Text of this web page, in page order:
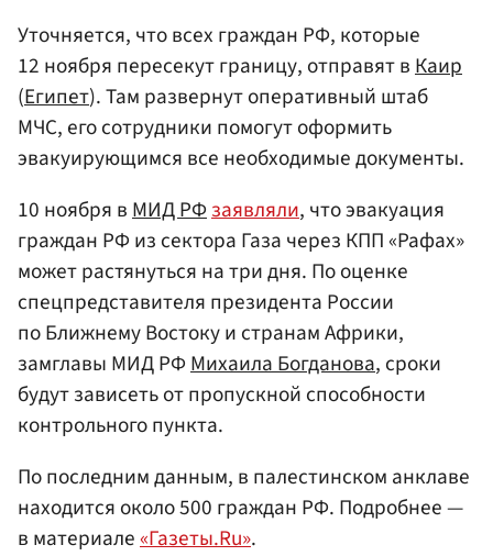
Уточняется, что всех граждан РФ, которые
12 ноября пересекут границу, отправят вКаир
(Египет). Там развернут оперативный штаб
МЧС, его сотрудники помогут оформить
эвакуирующимся все необходимые документы.
10 ноября вМИД РФзаявляли, что эвакуация
граждан РФ из сектора Газа через КПП «Рафах»
может растянуться на три дня. По оценке
спецпредставителя президента России
по Ближнему Востоку и странам Африки,
замглавы МИД РФМихаила Богданова, сроки
будут зависеть от пропускной способности
контрольного пункта.
По последним данным, в палестинском анклаве
находится около 500 граждан РФ. Подробнее —
в материале«Газеты.Ru».